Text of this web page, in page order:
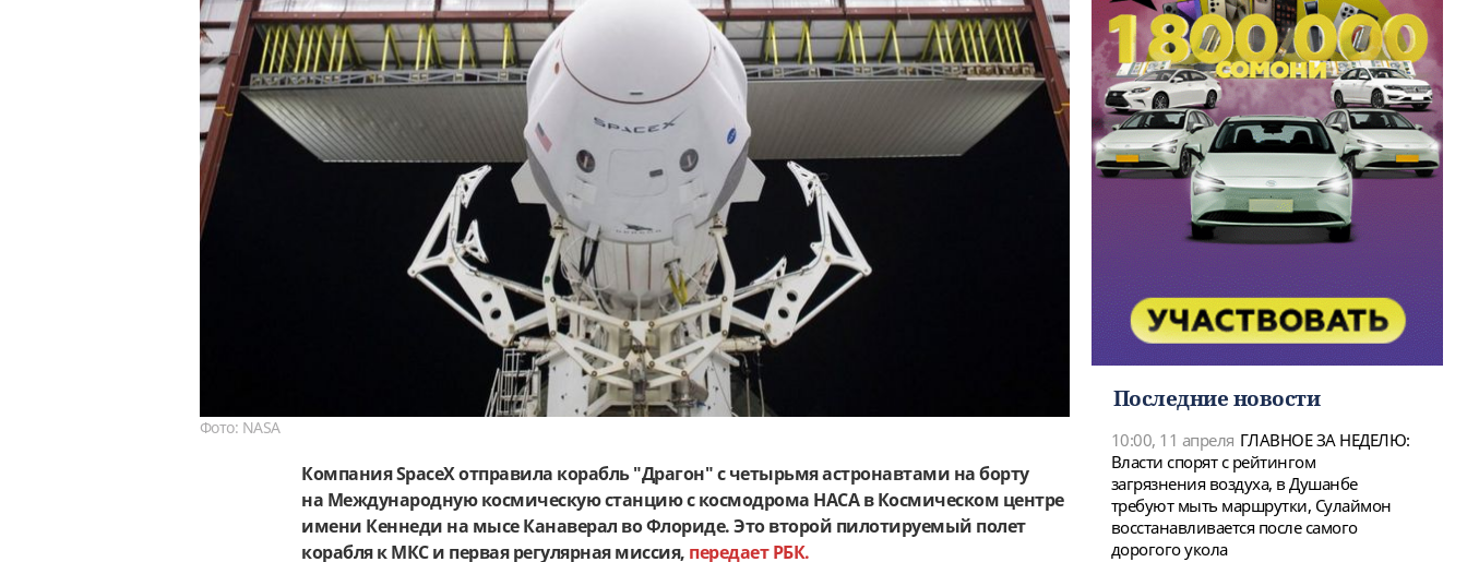
Фото: NASA
Компания SpaceX отправила корабль "Драгон" с четырьмя астронавтами на борту
на Международную космическую станцию с космодрома НАСА в Космическом центре
имени Кеннеди на мысе Канаверал во Флориде. Это второй пилотируемый полет
корабля к МКС и первая регулярная миссия, передает РБК.
Последние новости
10:00, 11 апреля ГЛАВНОЕ ЗА НЕДЕЛЮ:
Власти спорят с рейтингом
загрязнения воздуха, в Душанбе
требуют мыть маршрутки, Сулаймон
восстанавливается после самого
дорогого укола